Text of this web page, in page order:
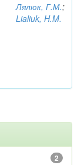
Лялюк, Г.М.;
Lialiuk, H.M.
2